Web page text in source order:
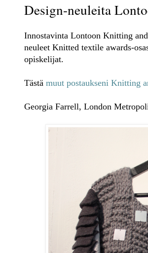
Design-neuleita
Innostavinta Lontoon Knitting
neuleet Knitted textile awards-
opiskelijat.
Tästä muut postaukseni Knitting
Georgia Farrell, London